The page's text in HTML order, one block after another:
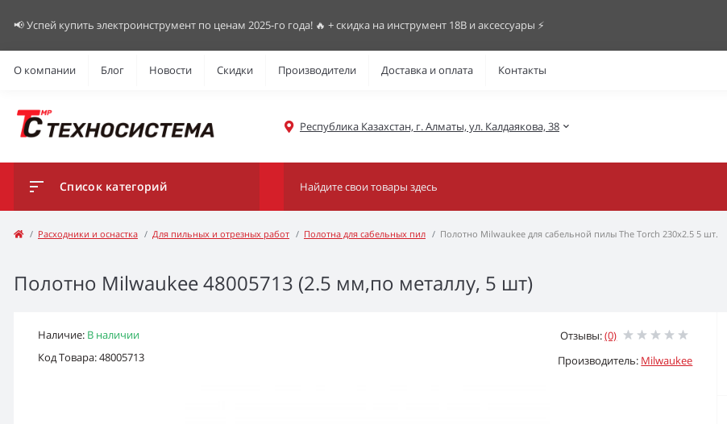
📢 Успей купить электроинструмент по ценам 2025-го года! 🔥 + скидка на инструмент 18В и аксессуары ⚡️
О компании Блог Новости Скидки Производители Доставка и оплата Контакты
Республика Казахстан, г. Алматы, ул. Калдаякова, 38
Список категорий
Расходники и оснастка Для пильных и отрезных работ Полотна для сабельных пил Полотно Milwaukee для сабельной пилы The Torch 230х2.5 5 шт.
Полотно Milwaukee 48005713 (2.5 мм,по металлу, 5 шт)
Наличие: В наличии
Код Товара: 48005713
Отзывы:(0)
Производитель: Milwaukee